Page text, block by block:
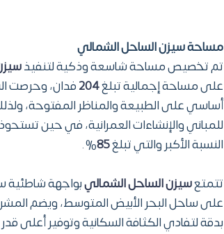
مساحةسيزن الساحل الشمالي
تم تخصيص مساحة شاسعة وذكية لتنفيذ
على مساحة إجمالية تبلغ204فدان، وحرصت
أساسي على الطبيعة والمناظر المفتوحة،
للمباني والإنشاءات العمرانية، في حين
النسبة الأكبر والتي تبلغ85
%.
تتمتعسيزن الساحل الشماليبواجهة شاطئية
على ساحل البحر الأبيض المتوسط، ويضم
بدقة لتفادي الكثافة السكانية وتوفير أعلى